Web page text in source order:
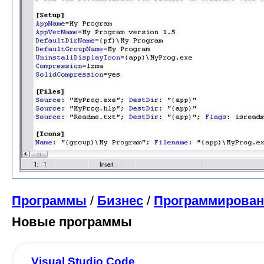
Программы / Бизнес /
Новые программы
Visual Studio Code